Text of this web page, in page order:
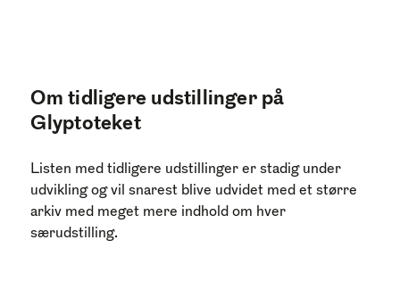
Om tidligere udstillinger på
Glyptoteket
Listen med tidligere udstillinger er stadig under
udvikling og vil snarest blive udvidet med et større
arkiv med meget mere indhold om hver
særudstilling.